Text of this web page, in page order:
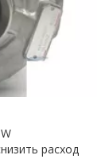
расход